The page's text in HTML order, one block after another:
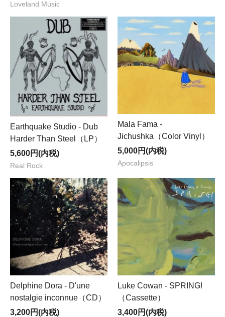
Loveland Music
Earthquake Studio - Dub
Harder Than Steel（LP）
5,600円(内税)
Real Rock
Mala Fama -
Jichushka（Color Vinyl）
5,000円(内税)
Apocalipsis
Delphine Dora - D'une
nostalgie inconnue（CD）
3,200円(内税)
Luke Cowan - SPRING!
（Cassette）
3,400円(内税)